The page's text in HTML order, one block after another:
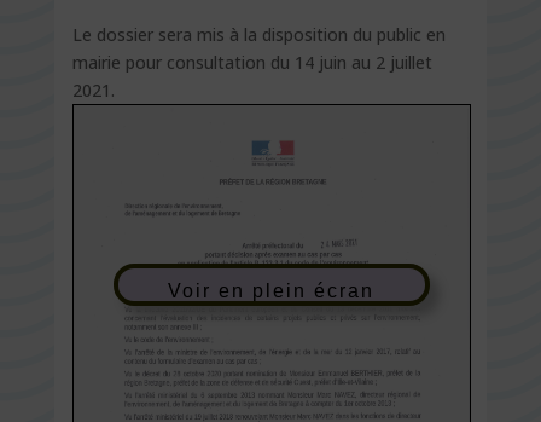
Le dossier sera mis à la disposition du public en
mairie pour consultation du 14 juin au 2 juillet
2021.
Voir en plein écran